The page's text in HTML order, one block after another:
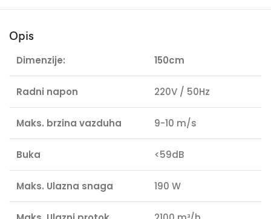
Opis
Dimenzije: 150cm
Radni napon 220V / 50Hz
Maks. brzina vazduha 9-10 m/s
Buka <59dB
Maks. Ulazna snaga 190 W